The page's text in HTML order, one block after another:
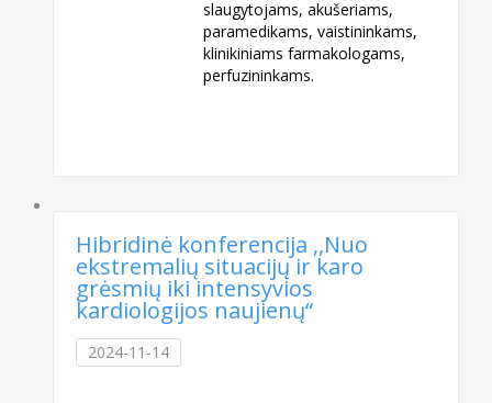
slaugytojams, akušeriams,
paramedikams, vaistininkams,
klinikiniams farmakologams,
perfuzininkams.
Hibridinė konferencija ,,Nuo
ekstremalių situacijų ir karo
grėsmių iki intensyvios
kardiologijos naujienų“
2024-11-14